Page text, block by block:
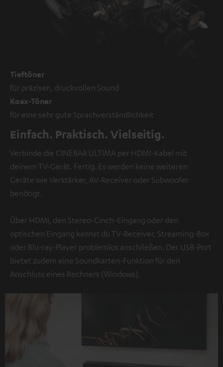
Tieftöner
für präzisen, druckvollen Sound
Koax-Töner
für eine sehr gute Sprachverständlichkeit
Einfach. Praktisch. Vielseitig.
Verbinde die CINEBAR ULTIMA per HDMI-Kabel mit
deinem TV-Gerät. Fertig. Es werden keine weiteren
Geräte wie Verstärker, AV-Receiver oder Subwoofer
benötigt.
Über HDMI, den Stereo-Cinch-Eingang oder den
optischen Eingang kannst du TV-Receiver, Streaming-Box
oder Blu-ray-Player problemlos anschließen. Der USB-Port
bietet zudem eine Soundkarten-Funktion für den
Anschluss eines Rechners (Windows).